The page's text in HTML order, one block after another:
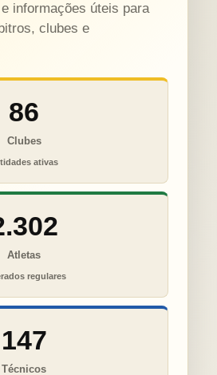
informações úteis para
clubes e
86
Clubes
ativas
Atletas
regulares
147
Técnicos